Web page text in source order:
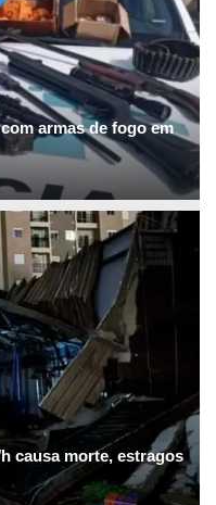
armas de fogo em
causa morte, estragos